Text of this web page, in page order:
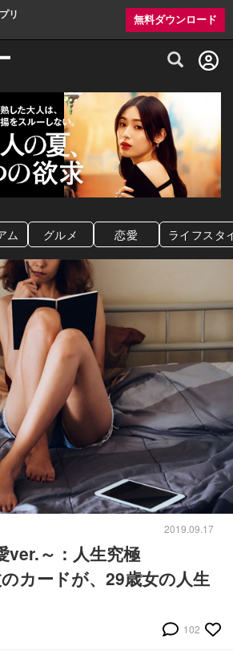
リ 無料ダウンロード
グルメ情報・プレミアムレストラン予約
ム グルメ 恋愛 ライフスタ
2019.09.17
ver.～：人生究極
カードが、29歳女の人生
102